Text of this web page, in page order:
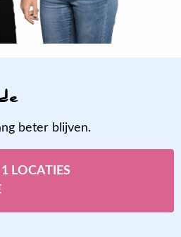
beter blijven.
LOCATIES